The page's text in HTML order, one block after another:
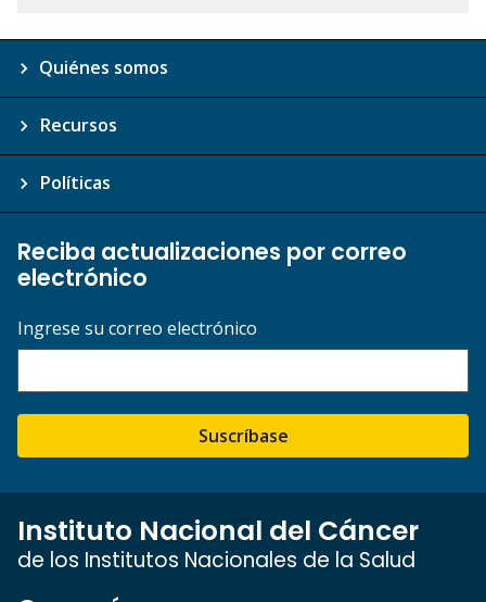
Quiénes somos
Recursos
Políticas
Reciba actualizaciones por correo
electrónico
Ingrese su correo electrónico
Suscríbase
Instituto Nacional del Cáncer
de los Institutos Nacionales de la Salud